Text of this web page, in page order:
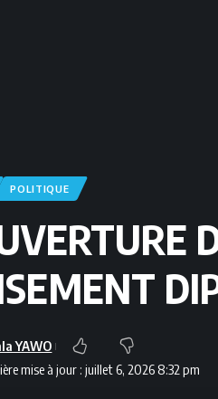
POLITIQUE
mise à jour : juillet 6, 2026 8:32 pm
YAWO